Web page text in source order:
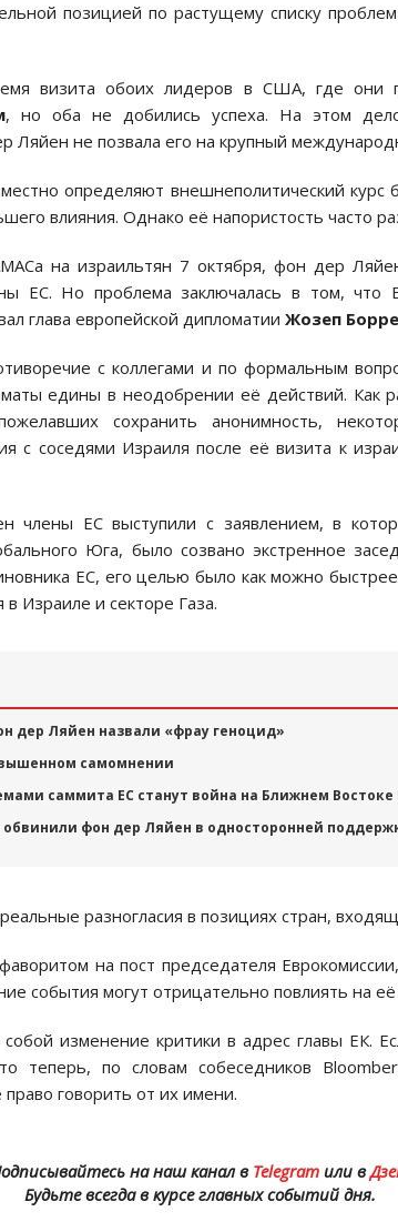
позицией по растущему списку
визита обоих лидеров в США, где они
, но оба не добились успеха. На этом
Ляйен не позвала его на крупный
определяют внешнеполитический курс
влияния. Однако её напористость часто
на израильтян 7 октября, фон дер
ЕС. Но проблема заключалась в том, что
глава европейской дипломатии Жозеп
с коллегами и по формальным
едины в неодобрении её действий. Как
сохранить анонимность,
с соседями Израиля после её визита к
члены ЕС выступили с заявлением, в
Юга, было созвано экстренное
ЕС, его целью было как можно
Израиле и секторе Газа.
дер Ляйен назвали «фрау геноцид»
самомнении
саммита ЕС станут война на Ближнем
обвинили фон дер Ляйен в односторонней
разногласия в позициях стран,
на пост председателя
события могут отрицательно повлиять на
изменение критики в адрес главы ЕК.
теперь, по словам собеседников
право говорить от их имени.
на наш канал вTelegramили в
Будьте всегда в курсе главных событий дня.